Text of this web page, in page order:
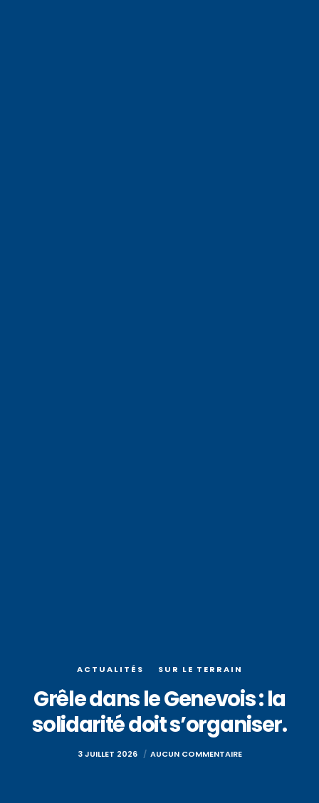
ACTUALITÉS SUR LE TERRAIN
Grêle dans le Genevois : la
solidarité doit s’organiser.
3 JUILLET 2026 AUCUN COMMENTAIRE